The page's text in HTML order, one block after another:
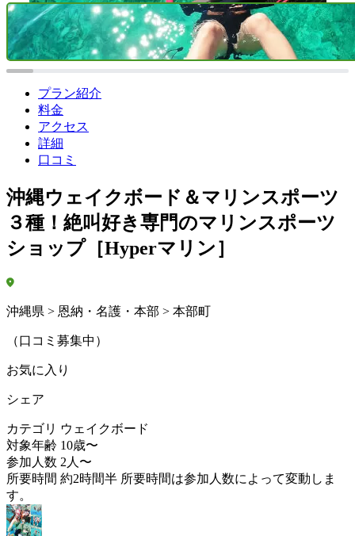
プラン紹介
料金
アクセス
詳細
口コミ
沖縄ウェイクボード＆マリンスポーツ
３種！絶叫好き専門のマリンスポーツ
ショップ［Hyperマリン］
沖縄県 > 恩納・名護・本部 > 本部町
（口コミ募集中）
お気に入り
シェア
カテゴリ ウェイクボード
対象年齢 10歳〜
参加人数 2人〜
所要時間 約2時間半 所要時間は参加人数によって変動しま
す。